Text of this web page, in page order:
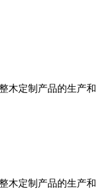
木定制产品的生产和
木定制产品的生产和